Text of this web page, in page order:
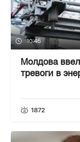
10:46
Молдова
тревоги в
1872